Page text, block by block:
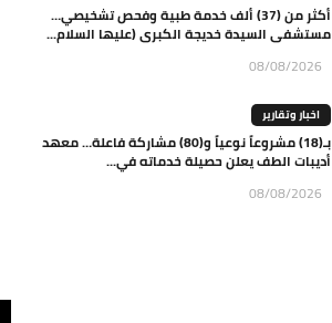
أكثر من (37) ألف خدمة طبية وفحص تشخيصي…
مستشفى السيدة خديجة الكبرى (عليها السلام...
08/08/2026
اخبار وتقارير
بـ(18) مشروعاً نوعياً و(80) مشاركة فاعلة… معهد
أديبات الطف يعلن حصيلة خدماته في...
08/08/2026